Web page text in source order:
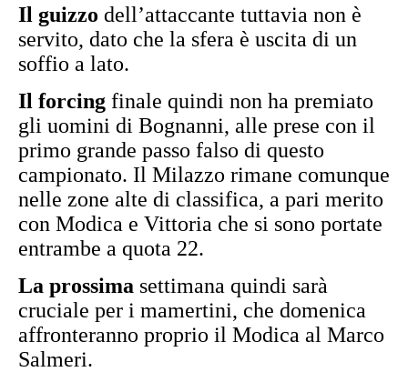
Il guizzo dell’attaccante tuttavia non è
servito, dato che la sfera è uscita di un
soffio a lato.
Il forcing finale quindi non ha premiato
gli uomini di Bognanni, alle prese con il
primo grande passo falso di questo
campionato. Il Milazzo rimane comunque
nelle zone alte di classifica, a pari merito
con Modica e Vittoria che si sono portate
entrambe a quota 22.
La prossima settimana quindi sarà
cruciale per i mamertini, che domenica
affronteranno proprio il Modica al Marco
Salmeri.